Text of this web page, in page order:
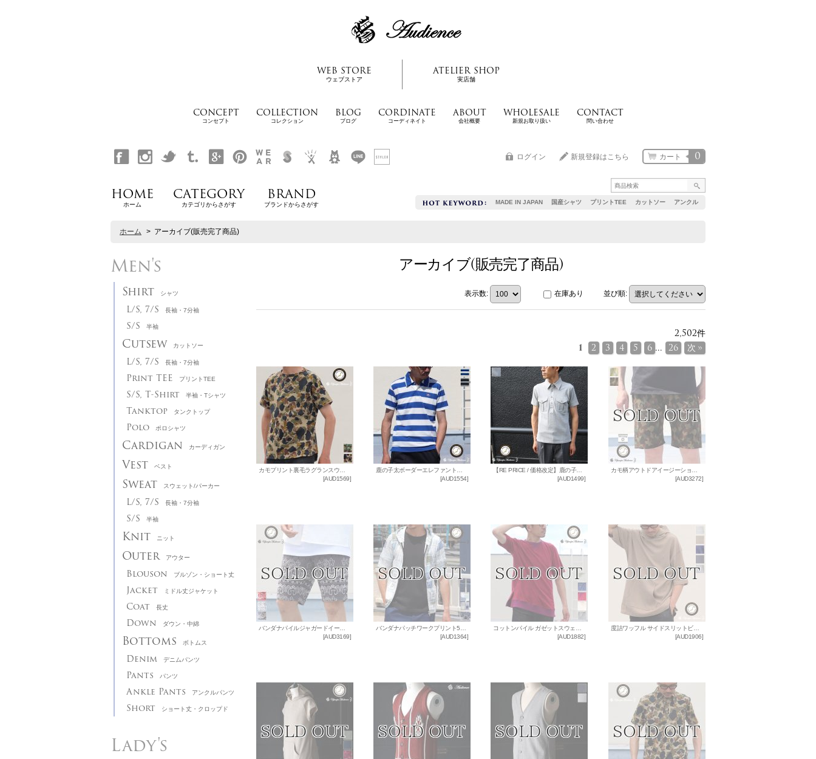
WEB STORE
ウェブストア
ATELIER SHOP
実店舗
CONCEPT
コンセプト
COLLECTION
コレクション
BLOG
ブログ
CORDINATE
コーディネイト
ABOUT
会社概要
WHOLESALE
新規お取り扱い
CONTACT
問い合わせ
MADE IN JAPAN 国産シャツ プリントTEE カットソー アンクル
0
カート
ログイン 新規登録はこちら
HOME
ホーム
CATEGORY
カテゴリからさがす
BRAND
ブランドからさがす
ホーム > アーカイブ(販売完了商品)
Men's
Shirt シャツ
L/S, 7/S 長袖・7分袖
S/S 半袖
Cutsew カットソー
L/S, 7/S 長袖・7分袖
Print TEE プリントTEE
S/S, T-Shirt 半袖・Tシャツ
Tanktop タンクトップ
Polo ポロシャツ
Cardigan カーディガン
Vest ベスト
Sweat スウェット/パーカー
L/S, 7/S 長袖・7分袖
S/S 半袖
Knit ニット
Outer アウター
Blouson ブルゾン・ショート丈
Jacket ミドル丈ジャケット
Coat 長丈
Down ダウン・中綿
Bottoms ボトムス
Denim デニムパンツ
Pants パンツ
Ankle Pants アンクルパンツ
Short ショート丈・クロップド
Lady's
アーカイブ(販売完了商品)
表示数: 在庫あり 並び順:
2,502件
1
2 3 4 5 6 ... 26 次 »
[AUD1569]
[AUD1554]
【RE PRICE / 価格改定】鹿の子ミリタリー半袖ポロシャツ【MADE IN JAPAN】『日本製』/ Upscape Audience
[AUD1499]
[AUD3272]
[AUD3169]
[AUD1364]
[AUD1882]
度詰ワッフル サイドスリットビッグプルパーカー【MADE IN JAPAN】『日本製』/ Upscape Audience
[AUD1906]